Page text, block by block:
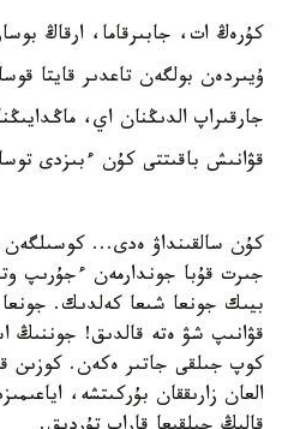
كۇرەڭ ات، جابىرقاما، ارقاڭ
ۇيىردەن بولگەن تاعدىر قايتا
جارقىراپ الدىڭنان اي،
قۋانىش باقىتتى كۇن ءبىزدى
كۇن سالقىنداۋ ەدى...
جىرت قۇبا جوندارمەن ءجۇرىپ
بيىك جونعا شىعا كەلدىك. جونعا
قۋانىپ شۋ ەتە قالدىق!
كوپ جىلقى جاتىر ەكەن. كوزىن
العان زارىققان بۇركىتشە،